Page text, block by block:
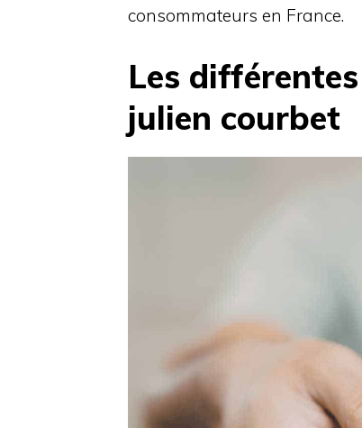
consommateurs en France.
Les
julien courbet